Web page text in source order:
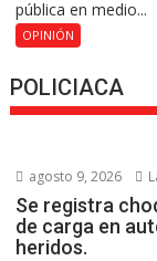
pública en medio...
OPINIÓN
POLICIACA
agosto 9, 2026
Se registra
de carga en
heridos.